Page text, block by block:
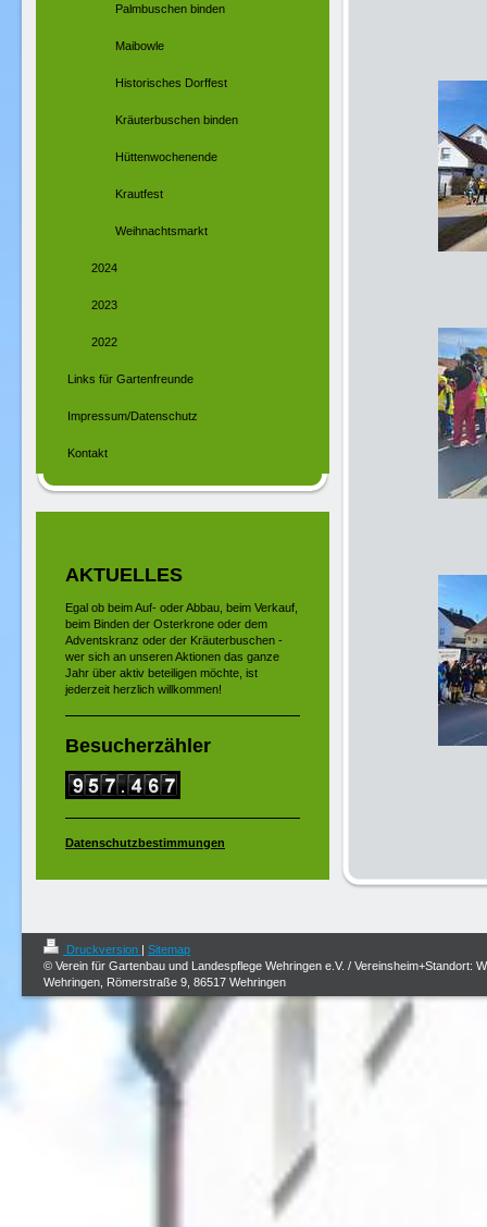
Palmbuschen binden
Maibowle
Historisches Dorffest
Kräuterbuschen binden
Hüttenwochenende
Krautfest
Weihnachtsmarkt
2024
2023
2022
Links für Gartenfreunde
Impressum/Datenschutz
Kontakt
AKTUELLES
Egal ob beim Auf- oder Abbau, beim Verkauf,
beim Binden der Osterkrone oder dem
Adventskranz oder der Kräuterbuschen -
wer sich an unseren Aktionen das ganze
Jahr über aktiv beteiligen möchte, ist
jederzeit herzlich willkommen!
Besucherzähler
Datenschutzbestimmungen
Druckversion | Sitemap
© Verein für Gartenbau und Landespflege Wehringen e.V. / Vereinsheim+Standort:
Wehringen, Römerstraße 9, 86517 Wehringen